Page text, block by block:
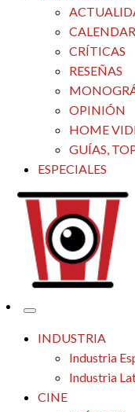
CRÍTICAS
RESEÑAS
OPINIÓN
HOME
GUÍAS,
ESPECIALES
El
Tu espacio de la
INDUSTRIA
Industria
Industria
CINE